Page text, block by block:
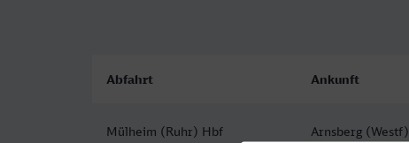
Abfahrt Ankunft
Mülheim (Ruhr) Hbf
Arnsberg (Westf)